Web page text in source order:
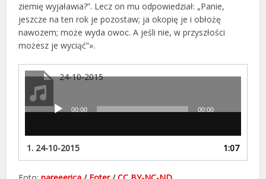
ziemię wyjaławia?”. Lecz on mu odpowiedział: „Panie,
jeszcze na ten rok je pozostaw; ja okopię je i obłożę
nawozem; może wyda owoc. A jeśli nie, w przyszłości
możesz je wyciąć”».
24-10-2015
dźwiękowych
00:00 00:00
1. 24-10-2015 1:07